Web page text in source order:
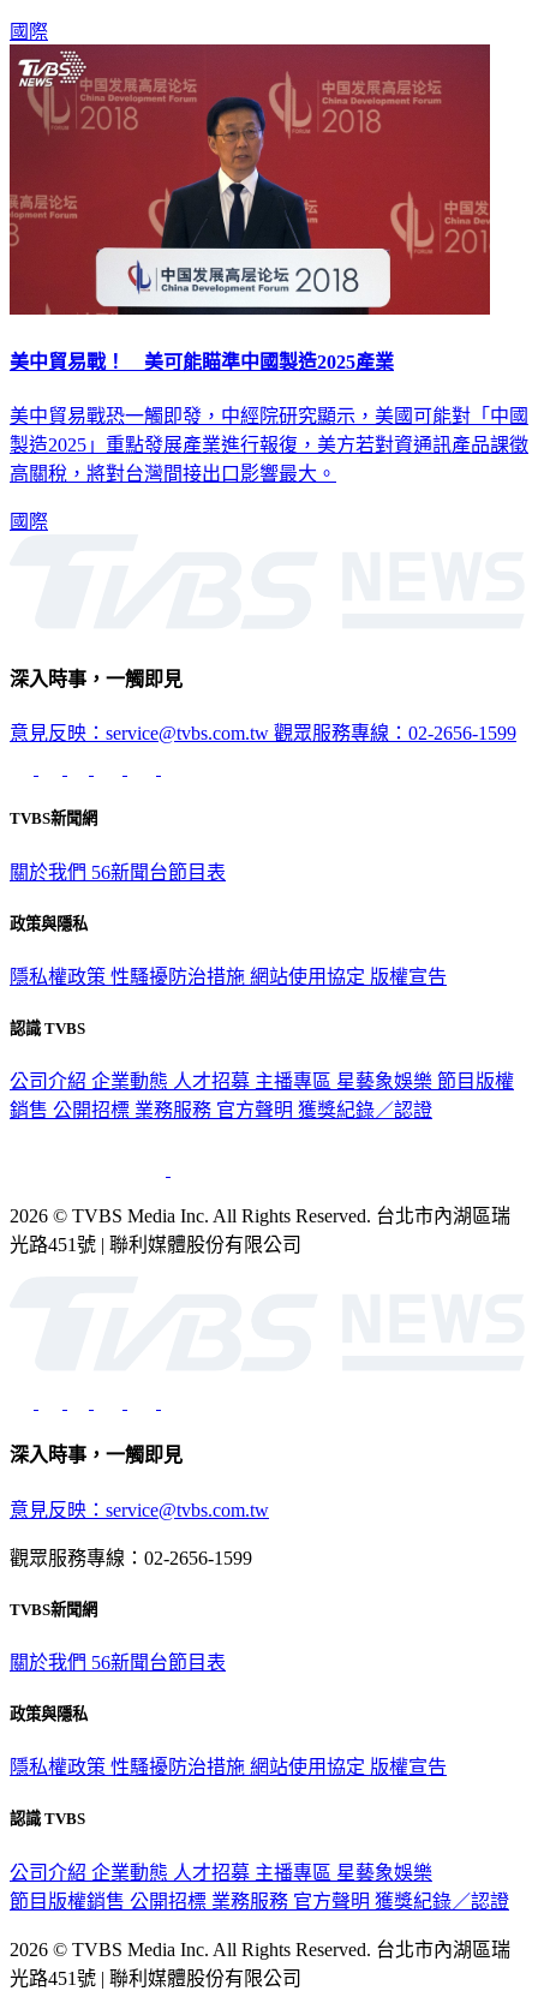
國際
美中貿易戰！ 美可能瞄準中國製造2025產業
美中貿易戰恐一觸即發，中經院研究顯示，美國可能對「中國
製造2025」重點發展產業進行報復，美方若對資通訊產品課徵
高關稅，將對台灣間接出口影響最大。
國際
深入時事，一觸即見
意見反映：service@tvbs.com.tw 觀眾服務專線：02-2656-1599
TVBS新聞網
關於我們 56新聞台節目表
政策與隱私
隱私權政策 性騷擾防治措施 網站使用協定 版權宣告
認識 TVBS
公司介紹 企業動態 人才招募 主播專區 星藝象娛樂 節目版權
銷售 公開招標 業務服務 官方聲明 獲獎紀錄／認證
2026 © TVBS Media Inc. All Rights Reserved. 台北市內湖區瑞
光路451號 | 聯利媒體股份有限公司
深入時事，一觸即見
意見反映：service@tvbs.com.tw
觀眾服務專線：02-2656-1599
TVBS新聞網
關於我們 56新聞台節目表
政策與隱私
隱私權政策 性騷擾防治措施 網站使用協定 版權宣告
認識 TVBS
公司介紹 企業動態 人才招募 主播專區 星藝象娛樂
節目版權銷售 公開招標 業務服務 官方聲明 獲獎紀錄／認證
2026 © TVBS Media Inc. All Rights Reserved. 台北市內湖區瑞
光路451號 | 聯利媒體股份有限公司